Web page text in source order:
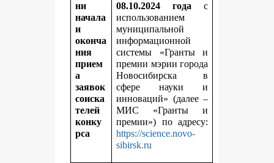
ни
начала
и
оконча
ния
прием
а
заявок
соиска
телей
конку
рса
08.10.2024 года с
использованием
муниципальной
информационной
системы «Гранты и
премии мэрии города
Новосибирска в
сфере науки и
инноваций» (далее –
МИС «Гранты и
премии») по адресу:
https://science.novo-
sibirsk.ru